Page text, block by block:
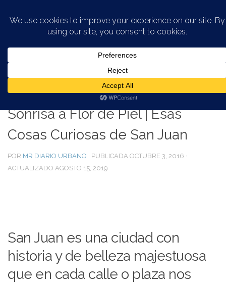
ESAS COSAS CURIOSAS DE SAN JUAN
Sonrisa a Flor de Piel | Esas
Cosas Curiosas de San Juan
POR MR DIARIO URBANO · PUBLICADA OCTUBRE 3, 2016 ·
ACTUALIZADO AGOSTO 15, 2019
San Juan es una ciudad con
historia y de belleza majestuosa
que en cada calle o plaza nos